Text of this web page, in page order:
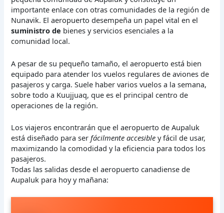
importante enlace con otras comunidades de la región de
Nunavik. El aeropuerto desempeña un papel vital en el
suministro de bienes y servicios esenciales a la
comunidad local.
A pesar de su pequeño tamaño, el aeropuerto está bien
equipado para atender los vuelos regulares de aviones de
pasajeros y carga. Suele haber varios vuelos a la semana,
sobre todo a Kuujjuaq, que es el principal centro de
operaciones de la región.
Los viajeros encontrarán que el aeropuerto de Aupaluk
está diseñado para serfácilmente accesible y fácil de usar,
maximizando la comodidad y la eficiencia para todos los
pasajeros.
Todas las salidas desde el aeropuerto canadiense de
Aupaluk para hoy y mañana: